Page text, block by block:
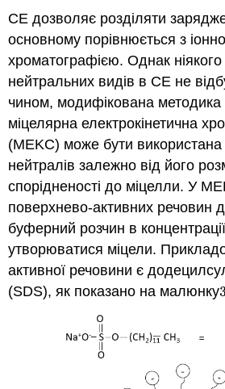
CE дозволяє розділяти
основному порівнюється з
хроматографією. Однак
нейтральних видів в CE не
чином, модифікована
міцелярна електрокінетична
(MEKC) може бути
нейтралів залежно від його
спорідненості до міцелли. У
поверхнево-активних речовин
буферний розчин в
утворюватися міцели.
активної речовини є
(SDS), як показано на малюнку